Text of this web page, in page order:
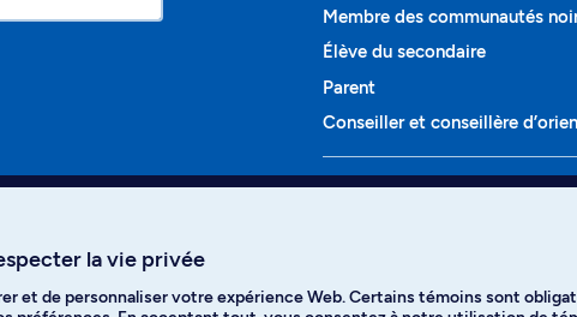
Membre des communautés
Élève du secondaire
Parent
Conseiller et conseillère
Programmes et cours
TikTok YouTube Spotify
la vie privée
et de personnaliser votre expérience Web. Certains témoins sont